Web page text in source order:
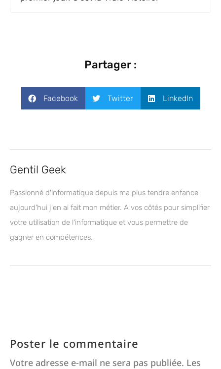
Partager :
Facebook Twitter LinkedIn
Gentil Geek
Passionné d'informatique depuis ma plus tendre enfance
aujourd'hui j'en ai fait mon métier. A vos côtés pour simplifier
votre utilisation de l'informatique et vous permettre de
gagner en compétences.
Poster le commentaire
Votre adresse e-mail ne sera pas publiée. Les